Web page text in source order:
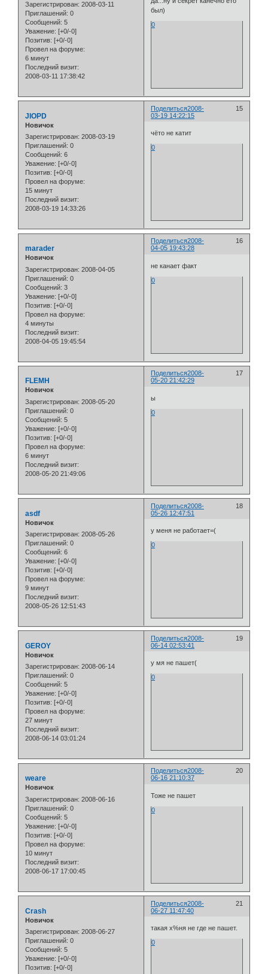
Зарегистрирован: 2008-03-11
Приглашений: 0
Сообщений: 5
Уважение: [+0/-0]
Позитив: [+0/-0]
Провел на форуме:
6 минут
Последний визит:
2008-03-11 17:38:42
был)
0
Поделиться 15
2008-
03-19 14:22:15
JIOPD
Новичок
Зарегистрирован: 2008-03-19
Приглашений: 0
Сообщений: 6
Уважение: [+0/-0]
Позитив: [+0/-0]
Провел на форуме:
15 минут
Последний визит:
2008-03-19 14:33:26
чёто не катит
0
Поделиться 16
2008-
04-05 19:43:28
marader
Новичок
Зарегистрирован: 2008-04-05
Приглашений: 0
Сообщений: 3
Уважение: [+0/-0]
Позитив: [+0/-0]
Провел на форуме:
4 минуты
Последний визит:
2008-04-05 19:45:54
не канает факт
0
Поделиться 17
2008-
05-20 21:42:29
FLEMH
Новичок
Зарегистрирован: 2008-05-20
Приглашений: 0
Сообщений: 5
Уважение: [+0/-0]
Позитив: [+0/-0]
Провел на форуме:
6 минут
Последний визит:
2008-05-20 21:49:06
ы
0
Поделиться 18
2008-
05-26 12:47:51
asdf
Новичок
Зарегистрирован: 2008-05-26
Приглашений: 0
Сообщений: 6
Уважение: [+0/-0]
Позитив: [+0/-0]
Провел на форуме:
9 минут
Последний визит:
2008-05-26 12:51:43
у меня не работает=(
0
Поделиться 19
2008-
06-14 02:53:41
GEROY
Новичок
Зарегистрирован: 2008-06-14
Приглашений: 0
Сообщений: 5
Уважение: [+0/-0]
Позитив: [+0/-0]
Провел на форуме:
27 минут
Последний визит:
2008-06-14 03:01:24
у мя не пашет(
0
Поделиться 20
2008-
06-16 21:10:37
weare
Новичок
Зарегистрирован: 2008-06-16
Приглашений: 0
Сообщений: 5
Уважение: [+0/-0]
Позитив: [+0/-0]
Провел на форуме:
10 минут
Последний визит:
2008-06-17 17:00:45
Тоже не пашет
0
Поделиться 21
2008-
06-27 11:47:40
Crash
Новичок
Зарегистрирован: 2008-06-27
Приглашений: 0
Сообщений: 5
Уважение: [+0/-0]
Позитив: [+0/-0]
такая х%ня не где не пашет.
0